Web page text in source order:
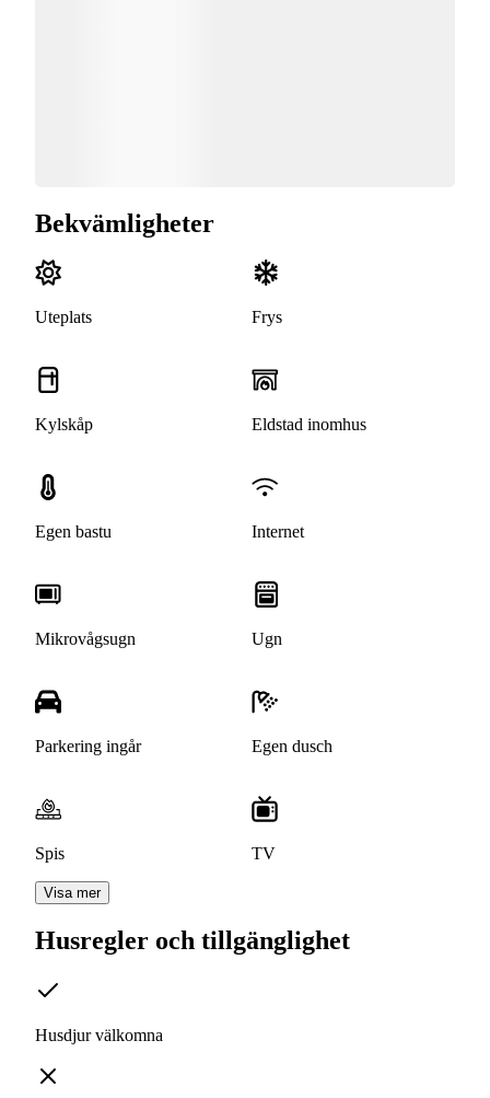
Bekvämligheter
Uteplats Frys
Kylskåp Eldstad inomhus
Egen bastu Internet
Mikrovågsugn Ugn
Parkering ingår Egen dusch
Spis TV
Visa mer
Husregler och tillgänglighet
Husdjur välkomna